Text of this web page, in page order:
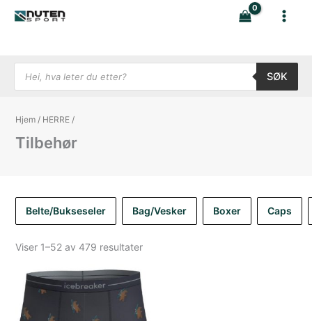
rett
Products search
SØK
Hjem / HERRE /
Tilbehør
Belte/Bukseseler Bag/Vesker Boxer Caps
Viser 1–52 av 479 resultaterSortert